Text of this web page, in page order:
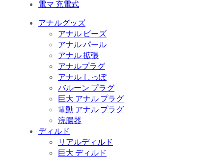
電マ 充電式
アナルグッズ
アナル ビーズ
アナル パール
アナル 拡張
アナルプラグ
アナル しっぽ
バルーン プラグ
巨大 アナル プラグ
電動 アナル プラグ
浣腸器
ディルド
リアルディルド
巨大 ディルド